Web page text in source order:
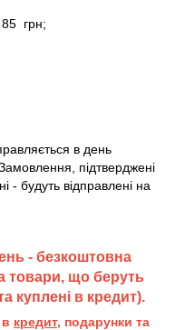
85 грн;
в день
підтверджені
- будуть відправлені на
- безкоштовна
товари, що беруть
куплені в кредит).
кредит, подарунки та